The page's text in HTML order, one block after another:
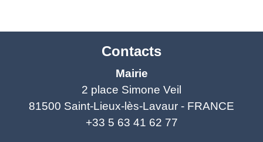
Contacts
Mairie
2 place Simone Veil
81500 Saint-Lieux-lès-Lavaur - FRANCE
+33 5 63 41 62 77